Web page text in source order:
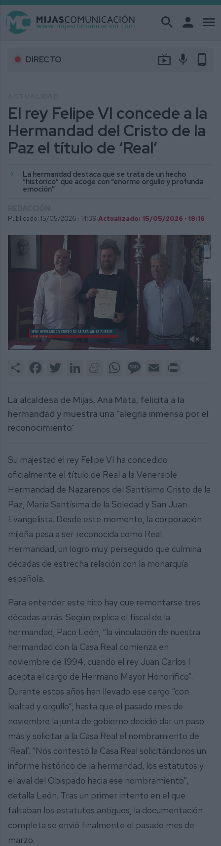
search person menu
DIRECTO live_tv mic phone_android
El rey Felipe VI concede a la
Hermandad del Cristo de la
Paz el título de ‘Real’
La hermandad destaca que se trata de un hecho
“histórico” que acoge con “enorme orgullo y profunda
emoción”
Publicado: 15/05/2026 · 14:39 Actualizado: 15/05/2026 · 18:16
2
Share FacebookTwitter LinkedInMeneameWhatsAppMessage
Email
La alcaldesa de Mijas, Ana Mata, felicita a la
hermandad y muestra una “alegría inmensa por el
reconocimiento”
Su majestad el rey Felipe VI ha concedido
oficialmente el título de Real a la Venerable
Hermandad de Nazarenos del Santísimo Cristo de la
Paz, María Santísima de la Soledad y San Juan
Evangelista. Desde este momento, la corporación
mijeña pasa a ser reconocida como Real
Hermandad, un logro muy perseguido que culmina
décadas de estrecha relación con la monarquía
española.
Para entender este hito hay que remontarse tres
décadas atrás. Según explica el fiscal de la
hermandad, Paco León, “la vinculación de nuestra
hermandad con la Casa Real comienza en
noviembre de 1994, cuando el rey Juan Carlos I
acepta el cargo de Hermano Mayor Honorífico”.
Durante estos años han llevado ese cargo “con
lealtad y orgullo”, hasta que el pasado mes de
noviembre la junta de gobierno decidió dar un paso
más y solicitar a la Casa Real el nombramiento de
‘Real’. “Nos contestó la Casa Real solicitándonos un
informe histórico de la hermandad, los estatutos y
el aval del Obispado hacia ese nombramiento”,
detalla León. Tras un primer intento en el que
faltaban los estatutos antiguos, la documentación
completa se envió finalmente el pasado mes de
marzo.